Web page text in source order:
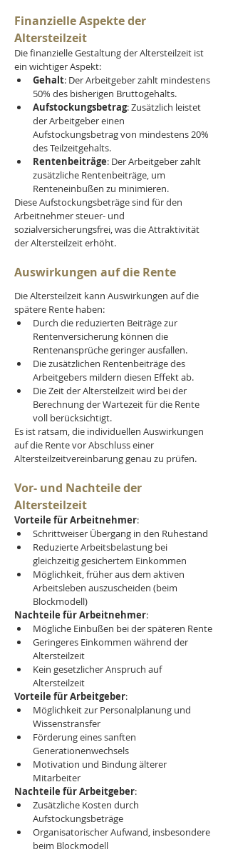
Finanzielle Aspekte der
Altersteilzeit
Die finanzielle Gestaltung der Altersteilzeit ist
ein wichtiger Aspekt:
Gehalt: Der Arbeitgeber zahlt mindestens
50% des bisherigen Bruttogehalts.
Aufstockungsbetrag: Zusätzlich leistet
der Arbeitgeber einen
Aufstockungsbetrag von mindestens 20%
des Teilzeitgehalts.
Rentenbeiträge: Der Arbeitgeber zahlt
zusätzliche Rentenbeiträge, um
Renteneinbußen zu minimieren.
Diese Aufstockungsbeträge sind für den
Arbeitnehmer steuer- und
sozialversicherungsfrei, was die Attraktivität
der Altersteilzeit erhöht.
Auswirkungen auf die Rente
Die Altersteilzeit kann Auswirkungen auf die
spätere Rente haben:
Durch die reduzierten Beiträge zur
Rentenversicherung können die
Rentenansprüche geringer ausfallen.
Die zusätzlichen Rentenbeiträge des
Arbeitgebers mildern diesen Effekt ab.
Die Zeit der Altersteilzeit wird bei der
Berechnung der Wartezeit für die Rente
voll berücksichtigt.
Es ist ratsam, die individuellen Auswirkungen
auf die Rente vor Abschluss einer
Altersteilzeitvereinbarung genau zu prüfen.
Vor- und Nachteile der
Altersteilzeit
Vorteile für Arbeitnehmer:
Schrittweiser Übergang in den Ruhestand
Reduzierte Arbeitsbelastung bei
gleichzeitig gesichertem Einkommen
Möglichkeit, früher aus dem aktiven
Arbeitsleben auszuscheiden (beim
Blockmodell)
Nachteile für Arbeitnehmer:
Mögliche Einbußen bei der späteren Rente
Geringeres Einkommen während der
Altersteilzeit
Kein gesetzlicher Anspruch auf
Altersteilzeit
Vorteile für Arbeitgeber:
Möglichkeit zur Personalplanung und
Wissenstransfer
Förderung eines sanften
Generationenwechsels
Motivation und Bindung älterer
Mitarbeiter
Nachteile für Arbeitgeber:
Zusätzliche Kosten durch
Aufstockungsbeträge
Organisatorischer Aufwand, insbesondere
beim Blockmodell